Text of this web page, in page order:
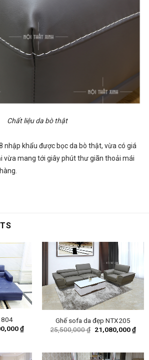
Chất liệu da bò thật
nhập khẩu được bọc da bò thật, vừa có giá
vừa mang tới giây phút thư giãn thoải mái
₫Current
price
Ghế sofa da đẹp NTX205
25,500,000₫ Original
price
21,080,000₫